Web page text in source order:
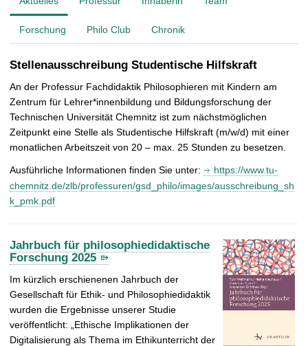
Forschung Philo Club Chronik
Stellenausschreibung Studentische Hilfskraft
An der Professur Fachdidaktik Philosophieren mit Kindern am
Zentrum für Lehrer*innenbildung und Bildungsforschung der
Technischen Universität Chemnitz ist zum nächstmöglichen
Zeitpunkt eine Stelle als Studentische Hilfskraft (m/w/d) mit einer
monatlichen Arbeitszeit von 20 – max. 25 Stunden zu besetzen.
Ausführliche Informationen finden Sie unter:
https://www.tu-
chemnitz.de/zlb/professuren/gsd_philo/images/ausschreibung_sh
k_pmk.pdf
Jahrbuch für philosophiedidaktische
Forschung 2025
Im kürzlich erschienenen Jahrbuch der
Gesellschaft für Ethik- und Philosophiedidaktik
wurden die Ergebnisse unserer Studie
veröffentlicht: „Ethische Implikationen der
Digitalisierung als Thema im Ethikunterricht der